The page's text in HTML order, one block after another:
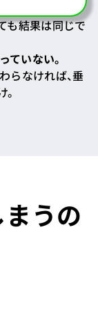
も結果は同じで
ていない。
らなければ、垂
うの